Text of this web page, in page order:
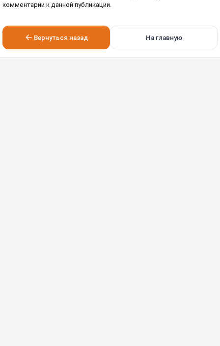
комментарии к данной публикации.
Вернуться назад На главную